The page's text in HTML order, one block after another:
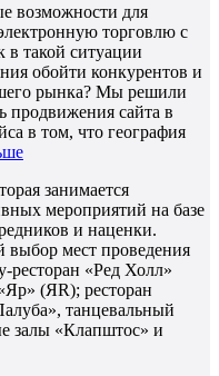
возможности для
торговлю с
в такой ситуации
обойти конкурентов и
рынка? Мы решили
продвижения сайта в
в том, что география
занимается
мероприятий на базе
и наценки.
выбор мест проведения
ресторан «Ред Холл»
(ЯR); ресторан
танцевальный
залы «Клапштос» и